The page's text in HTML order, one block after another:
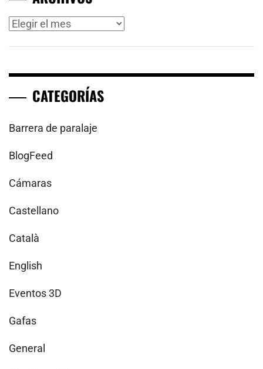
Archivos
CATEGORÍAS
Barrera de paralaje
BlogFeed
Cámaras
Castellano
Català
English
Eventos 3D
Gafas
General